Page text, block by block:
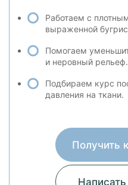
Работаем с
выраженной
Помогаем
и неровный рельеф.
Подбираем курс
давления на ткани.
Получить